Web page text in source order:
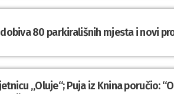
80 parkirališnih mjesta i novi
„Oluje“; Puja iz Knina poručio: